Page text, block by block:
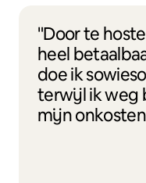
"Door te
heel
doe ik
terwijl ik weg
mijn